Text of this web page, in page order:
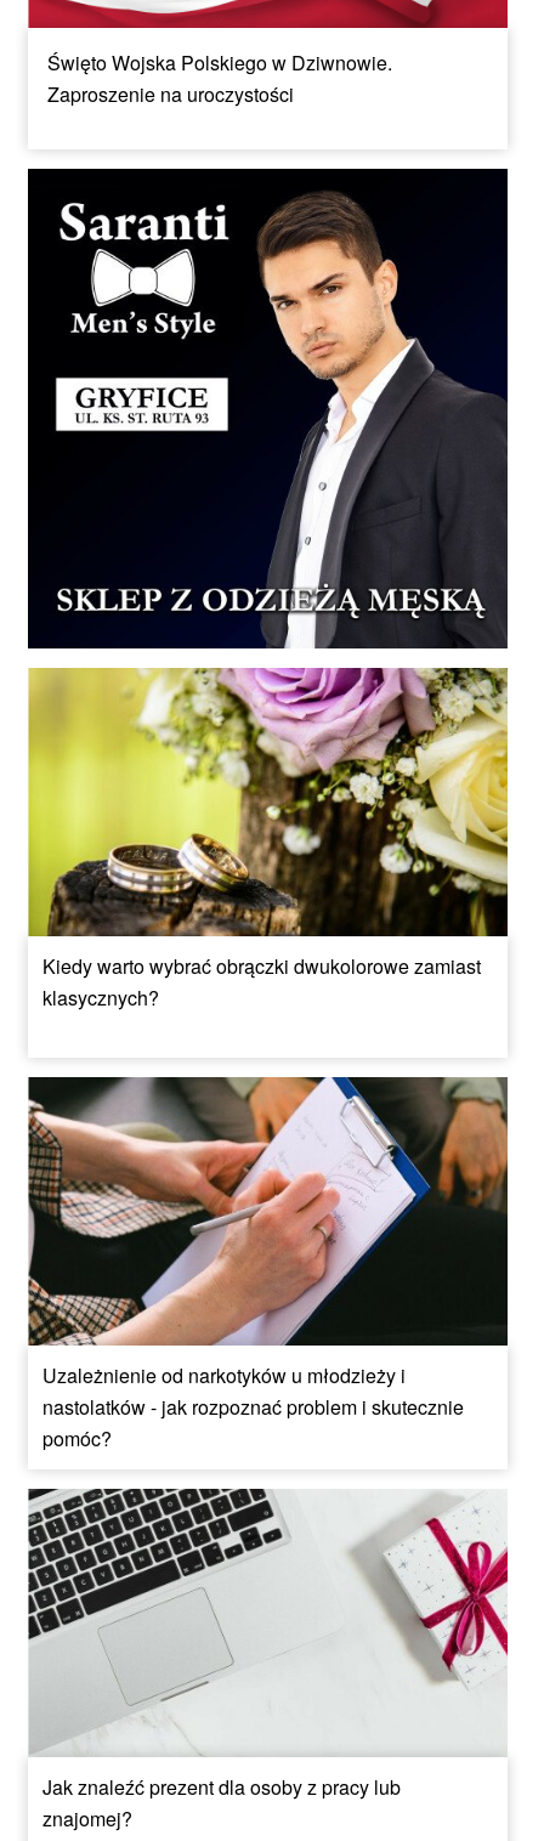
Święto Wojska Polskiego w Dziwnowie.
Zaproszenie na uroczystości
Kiedy warto wybrać obrączki dwukolorowe zamiast
klasycznych?
Uzależnienie od narkotyków u młodzieży i
nastolatków - jak rozpoznać problem i skutecznie
pomóc?
Jak znaleźć prezent dla osoby z pracy lub
znajomej?